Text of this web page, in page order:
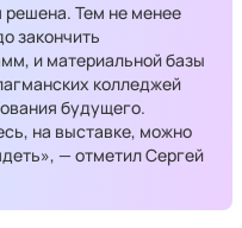
решена. Тем не менее
закончить
и материальной базы
колледжей
будущего.
на выставке, можно
— отметил Сергей